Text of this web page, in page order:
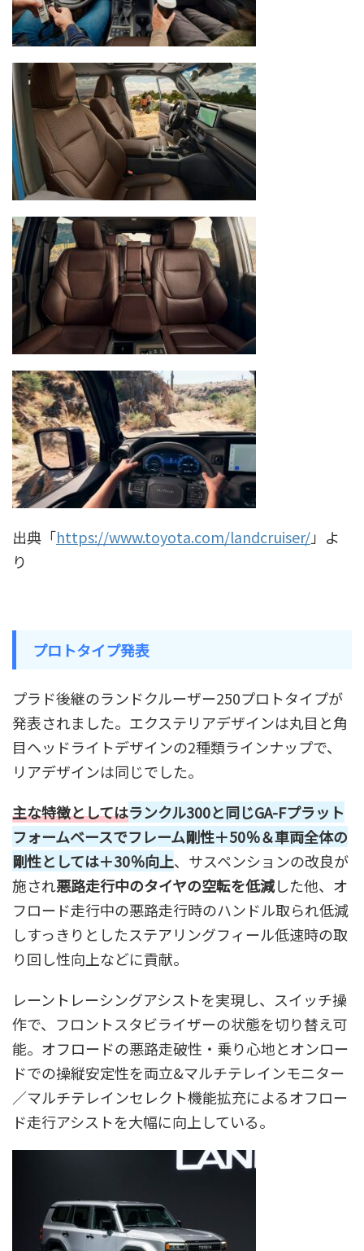
出典「https://www.toyota.com/landcruiser/」よ
り
プロトタイプ発表
プラド後継のランドクルーザー250プロトタイプが
発表されました。エクステリアデザインは丸目と角
目ヘッドライトデザインの2種類ラインナップで、
リアデザインは同じでした。
主な特徴としてはランクル300と同じGA-Fプラット
フォームベースでフレーム剛性＋50％＆車両全体の
剛性としては＋30％向上、サスペンションの改良が
施され悪路走行中のタイヤの空転を低減した他、オ
フロード走行中の悪路走行時のハンドル取られ低減
しすっきりとしたステアリングフィール低速時の取
り回し性向上などに貢献。
レーントレーシングアシストを実現し、スイッチ操
作で、フロントスタビライザーの状態を切り替え可
能。オフロードの悪路走破性・乗り心地とオンロー
ドでの操縦安定性を両立&マルチテレインモニター
／マルチテレインセレクト機能拡充によるオフロー
ド走行アシストを大幅に向上している。